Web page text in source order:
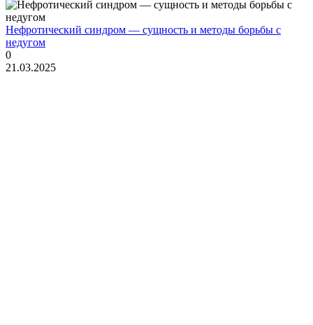
Нефротический синдром — сущность и методы борьбы с
недугом
0
21.03.2025